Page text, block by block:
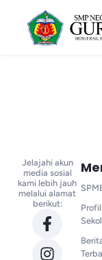
Jelajahi akun
media sosial
kami lebih jauh
melalui alamat
berikut:
Profil